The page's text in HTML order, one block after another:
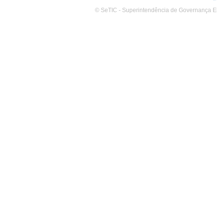
© SeTIC - Superintendência de Governança